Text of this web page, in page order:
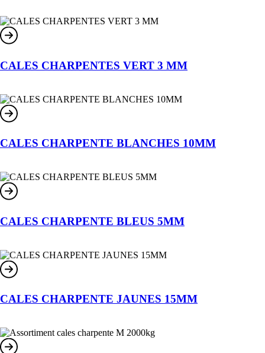
CALES CHARPENTES VERT 3 MM
CALES CHARPENTE BLANCHES 10MM
CALES CHARPENTE BLEUS 5MM
CALES CHARPENTE JAUNES 15MM